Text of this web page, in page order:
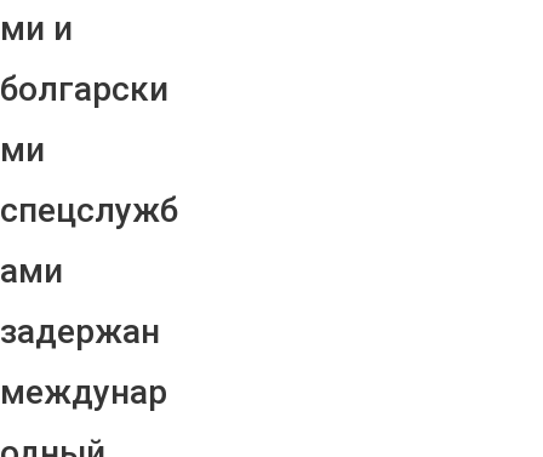
ми и
болгарски
ми
спецслужб
ами
задержан
междунар